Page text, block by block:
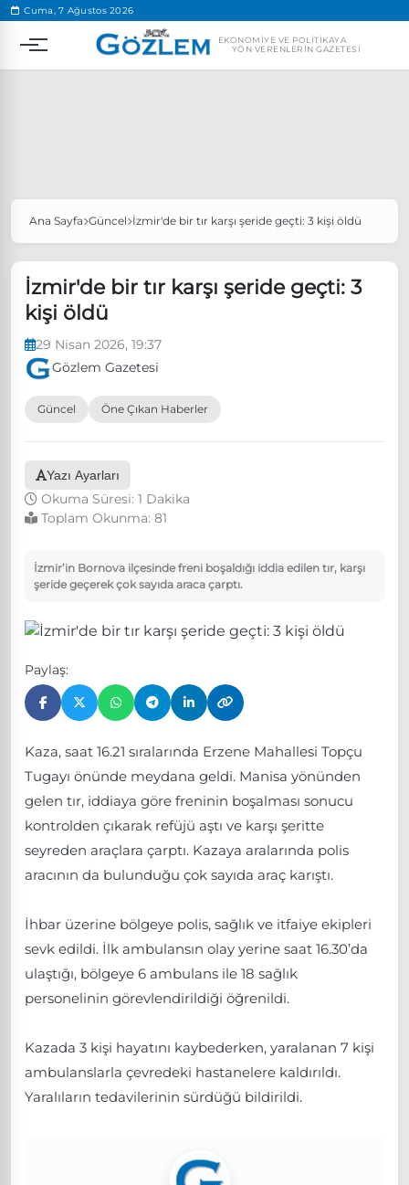
Cuma, 7 Ağustos 2026
EKONOMIYE VE POLITIKAYA
YÖN VERENLERIN GAZETESI
Popüler Aramalar
Özgür Özel, Ekrem İmamoğlu’nu ziyaret edecek
Ünlü çift bir etkinliğe daha katılmama kararı aldı
Boykot
Ana Sayfa Güncel İzmir'de bir tır karşı şeride geçti: 3 kişi öldü
İzmir'de bir tır karşı şeride geçti: 3
kişi öldü
29 Nisan 2026, 19:37
Gözlem Gazetesi
Güncel Öne Çıkan Haberler
Yazı Ayarları
Okuma Süresi: 1 Dakika
Toplam Okunma: 81
İzmir’in Bornova ilçesinde freni boşaldığı iddia edilen tır, karşı
şeride geçerek çok sayıda araca çarptı.
Paylaş:
Kaza, saat 16.21 sıralarında Erzene Mahallesi Topçu
Tugayı önünde meydana geldi. Manisa yönünden
gelen tır, iddiaya göre freninin boşalması sonucu
kontrolden çıkarak refüjü aştı ve karşı şeritte
seyreden araçlara çarptı. Kazaya aralarında polis
aracının da bulunduğu çok sayıda araç karıştı.
İhbar üzerine bölgeye polis, sağlık ve itfaiye ekipleri
sevk edildi. İlk ambulansın olay yerine saat 16.30’da
ulaştığı, bölgeye 6 ambulans ile 18 sağlık
personelinin görevlendirildiği öğrenildi.
Kazada 3 kişi hayatını kaybederken, yaralanan 7 kişi
ambulanslarla çevredeki hastanelere kaldırıldı.
Yaralıların tedavilerinin sürdüğü bildirildi.